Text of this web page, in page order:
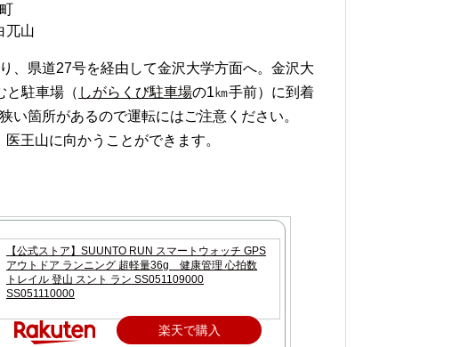
兀山
、県道27号を経由して金沢大学方面へ。金沢大
と駐車場（ しがらくび駐車場の1㎞手前）に到着
い箇所があるので運転にはご注意ください。
医王山に向かうことができます。
【公式ストア】SUUNTO RUN スマートウォッチ GPS
アウトドア ランニング 超軽量36g 健康管理 心拍数
トレイル 登山 スント ラン SS051109000
SS051110000
楽天で購入